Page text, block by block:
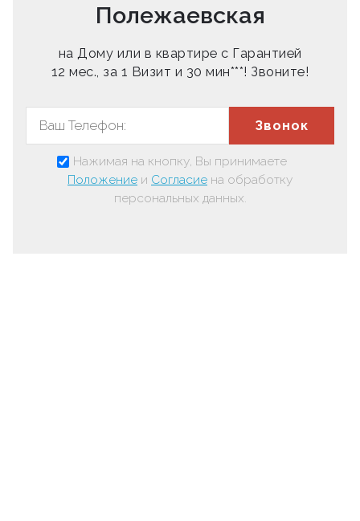
Полежаевская
на Дому или в квартире с Гарантией
12 мес., за 1 Визит и 30 мин***! Звоните!
Звонок
Нажимая на кнопку, Вы принимаете
Положение и Согласие на обработку
персональных данных.